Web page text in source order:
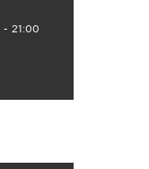
- 21:00